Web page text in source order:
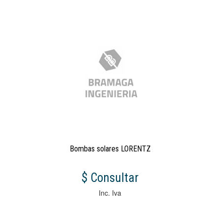
Bombas solares LORENTZ
$ Consultar
Inc. Iva